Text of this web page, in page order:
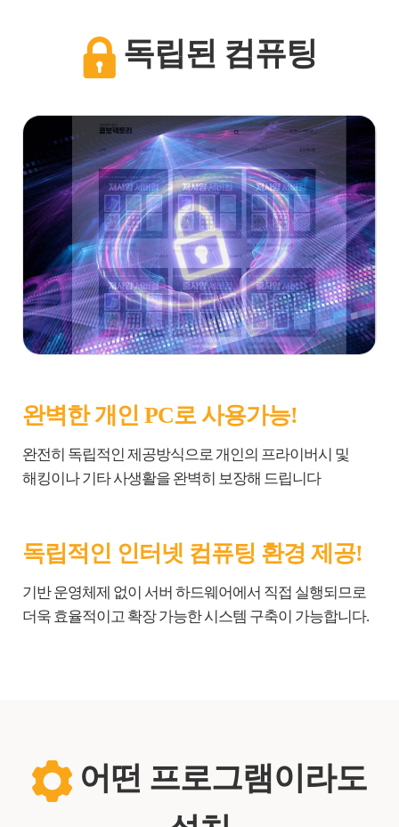
독립된 컴퓨팅
완벽한 개인 PC로 사용가능!
완전히 독립적인 제공방식으로 개인의 프라이버시 및
해킹이나 기타 사생활을 완벽히 보장해 드립니다
독립적인 인터넷 컴퓨팅 환경 제공!
기반 운영체제 없이 서버 하드웨어에서 직접 실행되므로
더욱 효율적이고 확장 가능한 시스템 구축이 가능합니다.
어떤 프로그램이라도